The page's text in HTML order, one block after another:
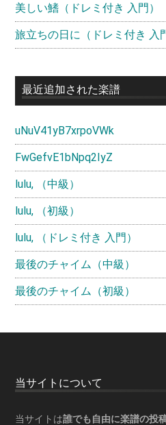
美しい鰭（ドレミ付き 入門）
旅立ちの日に（ドレミ付き 入
最近追加された楽譜
uNuV41yB7xrpoVWk
FwGefvE1bNpq2IyZ
lulu, （中級）
lulu, （初級）
lulu, （ドレミ付き 入門）
最後のチャイム（中級）
最後のチャイム（初級）
Footer
当サイトについて
当サイトは誰でも自由に楽譜の投